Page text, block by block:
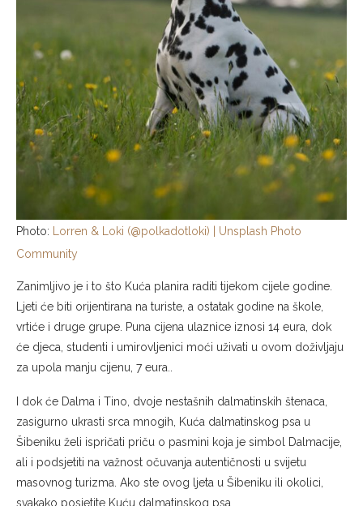
Photo: Lorren & Loki (@polkadotloki) | Unsplash Photo
Community
Zanimljivo je i to što Kuća planira raditi tijekom cijele godine.
Ljeti će biti orijentirana na turiste, a ostatak godine na škole,
vrtiće i druge grupe. Puna cijena ulaznice iznosi 14 eura, dok
će djeca, studenti i umirovljenici moći uživati u ovom doživljaju
za upola manju cijenu, 7 eura..
I dok će Dalma i Tino, dvoje nestašnih dalmatinskih štenaca,
zasigurno ukrasti srca mnogih, Kuća dalmatinskog psa u
Šibeniku želi ispričati priču o pasmini koja je simbol Dalmacije,
ali i podsjetiti na važnost očuvanja autentičnosti u svijetu
masovnog turizma. Ako ste ovog ljeta u Šibeniku ili okolici,
svakako posjetite Kuću dalmatinskog psa.